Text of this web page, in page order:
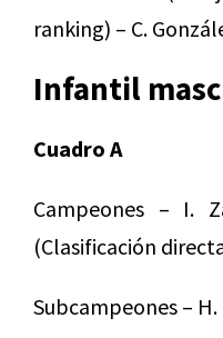
ranking) – C.
Infantil
Cuadro A
Campeones – I.
(Clasificación
Subcampeones – H.